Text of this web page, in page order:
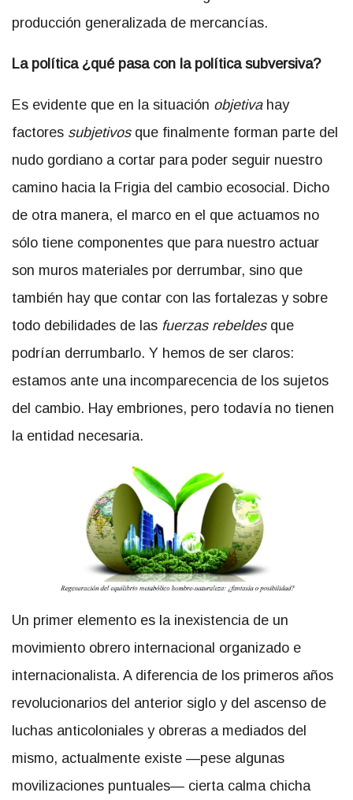
producción generalizada de mercancías.
La política ¿qué pasa con la política subversiva?
Es evidente que en la situación objetivahay
factores subjetivosque finalmente forman parte del
nudo gordiano a cortar para poder seguir nuestro
camino hacia la Frigia del cambio ecosocial. Dicho
de otra manera, el marco en el que actuamos no
sólo tiene componentes que para nuestro actuar
son muros materiales por derrumbar, sino que
también hay que contar con las fortalezas y sobre
todo debilidades de las fuerzas rebeldesque
podrían derrumbarlo. Y hemos de ser claros:
estamos ante una incomparecencia de los sujetos
del cambio. Hay embriones, pero todavía no tienen
la entidad necesaria.
Un primer elemento es la inexistencia de un
movimiento obrero internacional organizado e
internacionalista. A diferencia de los primeros años
revolucionarios del anterior siglo y del ascenso de
luchas anticoloniales y obreras a mediados del
mismo, actualmente existe —pese algunas
movilizaciones puntuales— cierta calma chicha